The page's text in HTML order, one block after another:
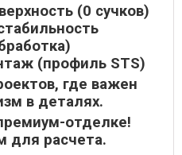
(0 сучков)
(профиль STS)
где важен
в деталях.
отделке!
для расчета.